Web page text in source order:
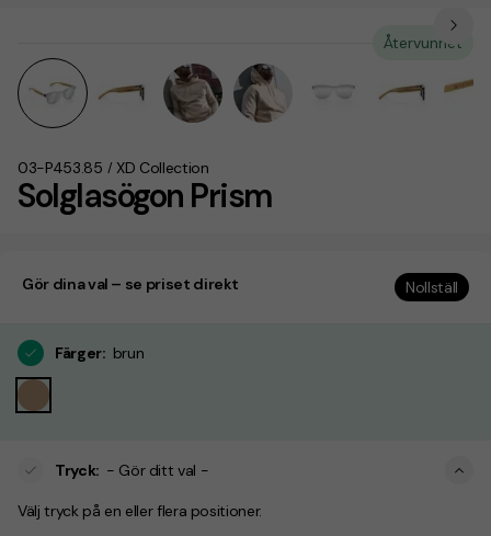
Solglasögon Prism
03-P453.85 / XD Collection
Återvunnet
Gör dina val – se priset direkt Nollställ
Färger: brun
Tryck: - Gör ditt val -
Välj tryck på en eller flera positioner.